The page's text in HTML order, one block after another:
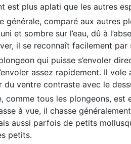
est plus aplati que les autres
générale, comparé aux autres
et sombre sur l’eau, dû à
il se reconnaît facilement
qui puisse s’envoler
assez rapidement. Il
du ventre contraste avec le
comme tous les plongeons,
à vue, il chasse
aussi parfois de petits
petits.